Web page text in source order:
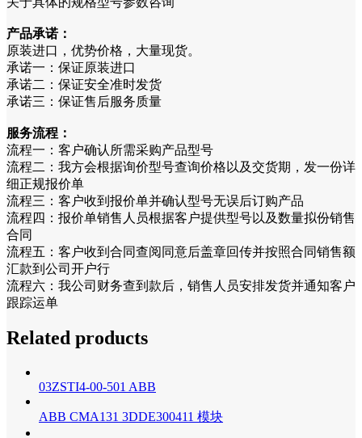
产品承诺：
原装进口，优势价格，大量现货。
承诺一：保证原装进口
承诺二：保证安全准时发货
承诺三：保证售后服务质量
服务流程：
流程一：客户确认所需采购产品型号
流程二：我方会根据询价型号查询价格以及交货期，发一份详
细正规报价单
流程三：客户收到报价单并确认型号无误后订购产品
流程四：报价单销售人员根据客户提供型号以及数量拟份销售
合同
流程五：客户收到合同查阅同意后盖章回传并按照合同销售额
汇款到公司开户行
流程六：我公司财务查到款后，销售人员安排发货并通知客户
跟踪运单
Related products
03ZSTI4-00-501 ABB
ABB CMA131 3DDE300411 模块